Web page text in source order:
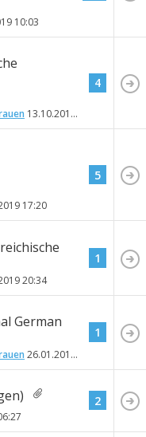
10:03
13.10.2019
4
17:20
5
20:34
1
German
26.01.2019
1
2